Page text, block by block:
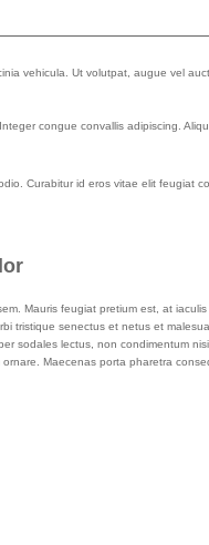
vehicula. Ut volutpat, augue vel
congue convallis adipiscing.
Curabitur id eros vitae elit feugiat
Mauris feugiat pretium est, at
tristique senectus et netus et
sodales lectus, non condimentum
Maecenas porta pharetra